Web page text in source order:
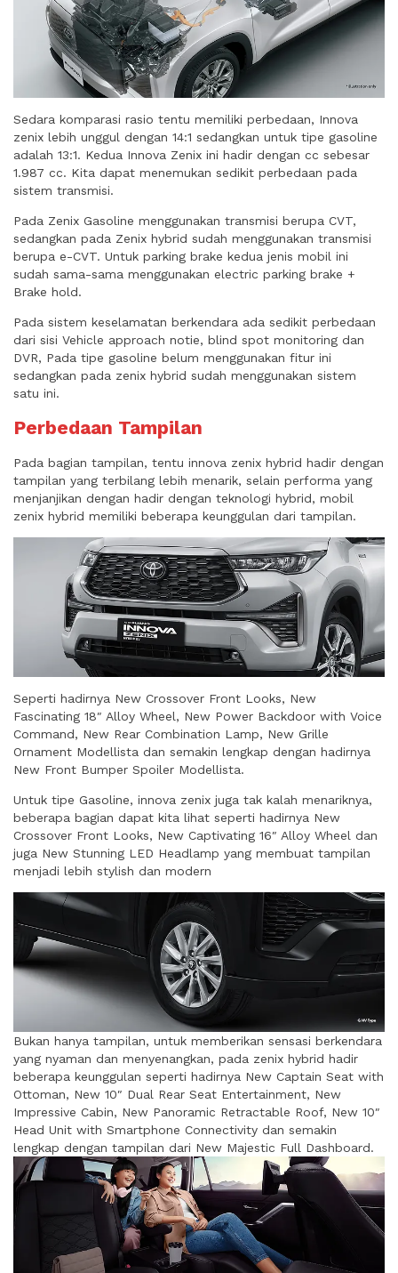
Sedara komparasi rasio tentu memiliki perbedaan, Innova
zenix lebih unggul dengan 14:1 sedangkan untuk tipe gasoline
adalah 13:1. Kedua Innova Zenix ini hadir dengan cc sebesar
1.987 cc. Kita dapat menemukan sedikit perbedaan pada
sistem transmisi.
Pada Zenix Gasoline menggunakan transmisi berupa CVT,
sedangkan pada Zenix hybrid sudah menggunakan transmisi
berupa e-CVT. Untuk parking brake kedua jenis mobil ini
sudah sama-sama menggunakan electric parking brake +
Brake hold.
Pada sistem keselamatan berkendara ada sedikit perbedaan
dari sisi Vehicle approach notie, blind spot monitoring dan
DVR, Pada tipe gasoline belum menggunakan fitur ini
sedangkan pada zenix hybrid sudah menggunakan sistem
satu ini.
Perbedaan Tampilan
Pada bagian tampilan, tentu innova zenix hybrid hadir dengan
tampilan yang terbilang lebih menarik, selain performa yang
menjanjikan dengan hadir dengan teknologi hybrid, mobil
zenix hybrid memiliki beberapa keunggulan dari tampilan.
Seperti hadirnya New Crossover Front Looks, New
Fascinating 18″ Alloy Wheel, New Power Backdoor with Voice
Command, New Rear Combination Lamp, New Grille
Ornament Modellista dan semakin lengkap dengan hadirnya
New Front Bumper Spoiler Modellista.
Untuk tipe Gasoline, innova zenix juga tak kalah menariknya,
beberapa bagian dapat kita lihat seperti hadirnya New
Crossover Front Looks, New Captivating 16″ Alloy Wheel dan
juga New Stunning LED Headlamp yang membuat tampilan
menjadi lebih stylish dan modern
Bukan hanya tampilan, untuk memberikan sensasi berkendara
yang nyaman dan menyenangkan, pada zenix hybrid hadir
beberapa keunggulan seperti hadirnya New Captain Seat with
Ottoman, New 10″ Dual Rear Seat Entertainment, New
Impressive Cabin, New Panoramic Retractable Roof, New 10″
Head Unit with Smartphone Connectivity dan semakin
lengkap dengan tampilan dari New Majestic Full Dashboard.